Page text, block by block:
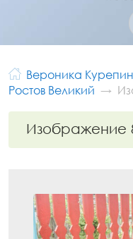
Вероника
Ростов Великий
Изображение